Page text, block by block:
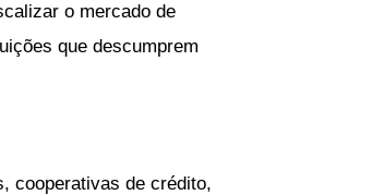
o mercado de
que descumprem
cooperativas de crédito,